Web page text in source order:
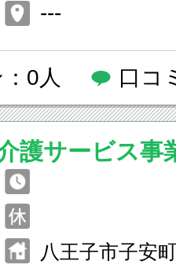
---
0人 口コ
護サービス事
八王子市子安